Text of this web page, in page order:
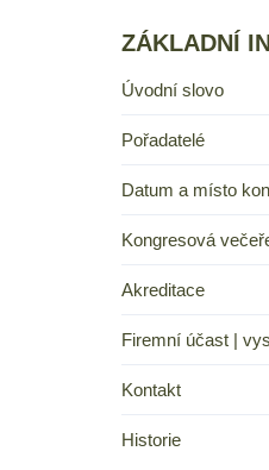
ZÁKLADNÍ
Úvodní slovo
Pořadatelé
Datum a místo
Kongresová
Akreditace
Firemní účast |
Kontakt
Historie